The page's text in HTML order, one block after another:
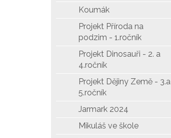
Koumák
Projekt Příroda na
podzim - 1.ročník
Projekt Dinosauři - 2. a
4.ročník
Projekt Dějiny Země - 3.a
5.ročník
Jarmark 2024
Mikuláš ve škole